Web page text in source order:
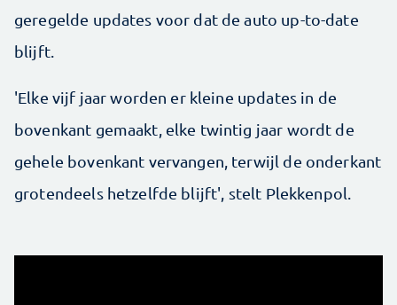
geregelde updates voor dat de auto up-to-date
blijft.
'Elke vijf jaar worden er kleine updates in de
bovenkant gemaakt, elke twintig jaar wordt de
gehele bovenkant vervangen, terwijl de onderkant
grotendeels hetzelfde blijft', stelt Plekkenpol.